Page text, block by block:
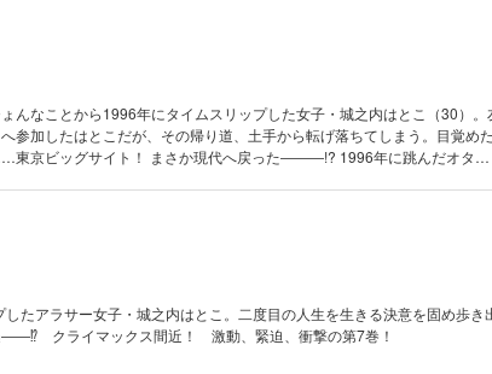
んなことから1996年にタイムスリップした女子・城之内はとこ（30）。
参加したはとこだが、その帰り道、土手から転げ落ちてしまう。目覚めた
東京ビッグサイト！ まさか現代へ戻った―――!? 1996年に跳んだオタク
たアラサー女子・城之内はとこ。二度目の人生を生きる決意を固め歩き
――⁉ クライマックス間近！ 激動、緊迫、衝撃の第7巻！